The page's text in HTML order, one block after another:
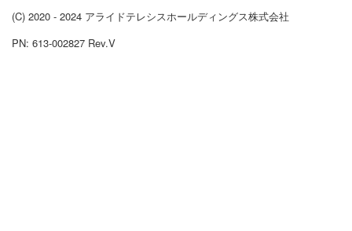
(C) 2020 - 2024 アライドテレシスホールディングス株式会社
PN: 613-002827 Rev.V